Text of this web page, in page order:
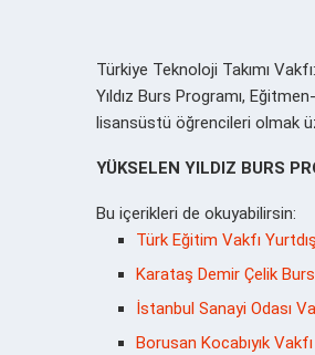
Türkiye Teknoloji Takımı
Yıldız Burs Programı,
lisansüstü öğrencileri olmak
YÜKSELEN YILDIZ BURS
Bu içerikleri de okuyabilirsin:
Türk Eğitim Vakfı
Karataş Demir Çelik
İstanbul Sanayi Odası
Borusan Kocabıyık